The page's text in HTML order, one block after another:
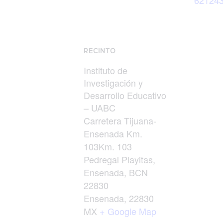
RECINTO
Instituto de
Investigación y
Desarrollo Educativo
– UABC
Carretera Tijuana-
Ensenada Km.
103Km. 103
Pedregal Playitas,
Ensenada, BCN
22830
Ensenada, 22830
MX + Google Map